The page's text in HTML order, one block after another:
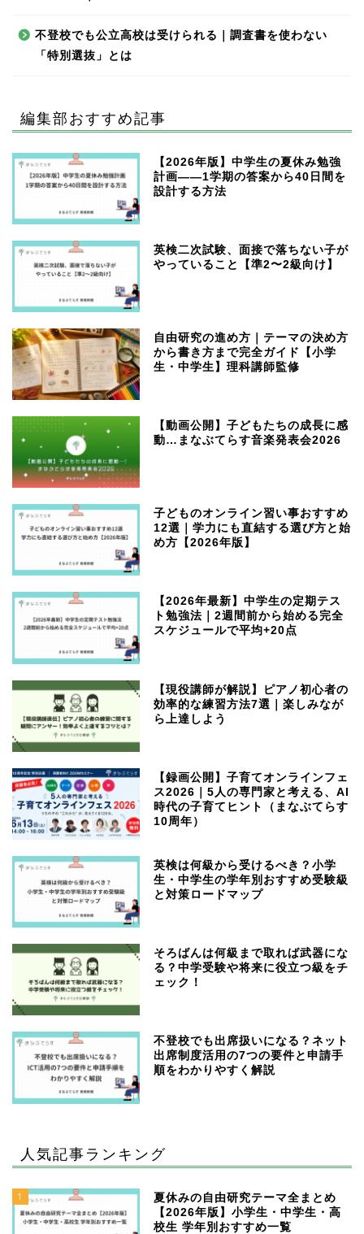
不登校でも公立高校は受けられる｜調査書を使わない
「特別選抜」とは
編集部おすすめ記事
【2026年版】中学生の夏休み勉強
計画——1学期の答案から40日間を
設計する方法
英検二次試験、面接で落ちない子が
やっていること【準2〜2級向け】
自由研究の進め方｜テーマの決め方
から書き方まで完全ガイド【小学
生・中学生】理科講師監修
【動画公開】子どもたちの成長に感
動…まなぶてらす音楽発表会2026
子どものオンライン習い事おすすめ
12選｜学力にも直結する選び方と始
め方【2026年版】
【2026年最新】中学生の定期テス
ト勉強法｜2週間前から始める完全
スケジュールで平均+20点
【現役講師が解説】ピアノ初心者の
効率的な練習方法7選｜楽しみなが
ら上達しよう
【録画公開】子育てオンラインフェ
ス2026｜5人の専門家と考える、AI
時代の子育てヒント（まなぶてらす
10周年）
英検は何級から受けるべき？小学
生・中学生の学年別おすすめ受験級
と対策ロードマップ
そろばんは何級まで取れば武器にな
る？中学受験や将来に役立つ級をチ
ェック！
不登校でも出席扱いになる？ネット
出席制度活用の7つの要件と申請手
順をわかりやすく解説
人気記事ランキング
1
夏休みの自由研究テーマ全まとめ
【2026年版】小学生・中学生・高
校生 学年別おすすめ一覧